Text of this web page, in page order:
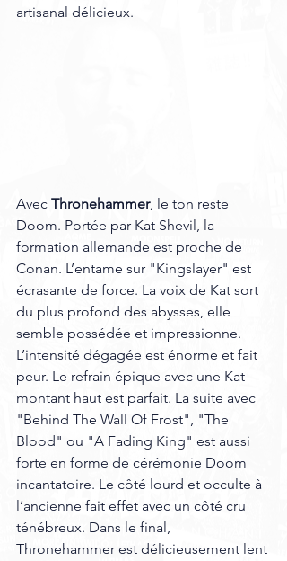
artisanal délicieux.
Avec Thronehammer, le ton reste
Doom. Portée par Kat Shevil, la
formation allemande est proche de
Conan. L’entame sur "Kingslayer" est
écrasante de force. La voix de Kat sort
du plus profond des abysses, elle
semble possédée et impressionne.
L’intensité dégagée est énorme et fait
peur. Le refrain épique avec une Kat
montant haut est parfait. La suite avec
"Behind The Wall Of Frost", "The
Blood" ou "A Fading King" est aussi
forte en forme de cérémonie Doom
incantatoire. Le côté lourd et occulte à
l’ancienne fait effet avec un côté cru
ténébreux. Dans le final,
Thronehammer est délicieusement lent